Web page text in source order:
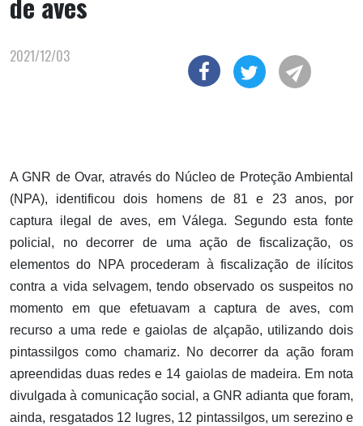
2021/12/03
A GNR de Ovar, através do Núcleo de Proteção Ambiental
(NPA), identificou dois homens de 81 e 23 anos, por
captura ilegal de aves, em Válega. Segundo esta fonte
policial, no decorrer de uma ação de fiscalização, os
elementos do NPA procederam à fiscalização de ilícitos
contra a vida selvagem, tendo observado os suspeitos no
momento em que efetuavam a captura de aves, com
recurso a uma rede e gaiolas de alçapão, utilizando dois
pintassilgos como chamariz. No decorrer da ação foram
apreendidas duas redes e 14 gaiolas de madeira. Em nota
divulgada à comunicação social, a GNR adianta que foram,
ainda, resgatados 12 lugres, 12 pintassilgos, um serezino e